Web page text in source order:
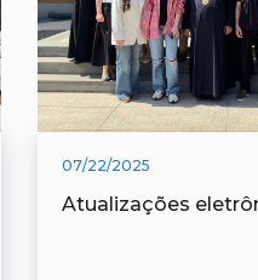
07/22/2025
Atualizações